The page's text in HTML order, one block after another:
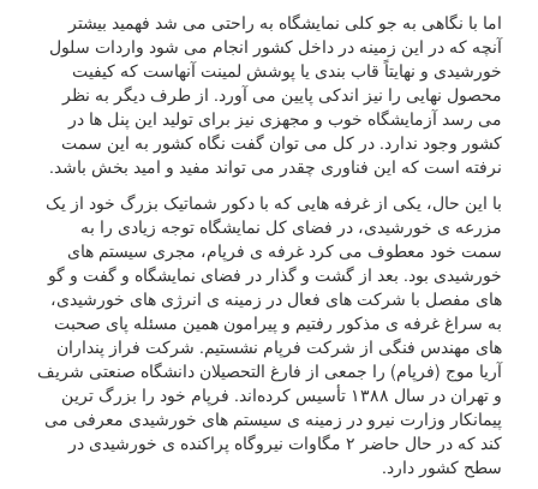
اما با نگاهی به جو کلی نمایشگاه به راحتی می شد فهمید بیشتر
آنچه که در این زمینه در داخل کشور انجام می شود واردات سلول
خورشیدی و نهایتاً قاب بندی یا پوشش لمینت آنهاست که کیفیت
محصول نهایی را نیز اندکی پایین می آورد. از طرف دیگر به نظر
می رسد آزمایشگاه خوب و مجهزی نیز برای تولید این پنل ها در
کشور وجود ندارد. در کل می توان گفت نگاه کشور به این سمت
نرفته است که این فناوری چقدر می تواند مفید و امید بخش باشد.
با این حال، یکی از غرفه هایی که با دکور شماتیک بزرگ خود از یک
مزرعه ی خورشیدی، در فضای کل نمایشگاه توجه زیادی را به
سمت خود معطوف می کرد غرفه ی فرپام، مجری سیستم های
خورشیدی بود. بعد از گشت و گذار در فضای نمایشگاه و گفت و گو
های مفصل با شرکت های فعال در زمینه ی انرژی های خورشیدی،
به سراغ غرفه ی مذکور رفتیم و پیرامون همین مسئله پای صحبت
های مهندس فنگی از شرکت فرپام نشستیم. شرکت فراز پنداران
آریا موج (فرپام) را جمعی از فارغ‌ التحصیلان دانشگاه صنعتی شریف
و تهران در سال ۱۳۸۸ تأسیس کرده‌اند. فرپام خود را بزرگ ترین
پیمانکار وزارت نیرو در زمینه ی سیستم های خورشیدی معرفی می
کند که در حال حاضر ۲ مگاوات نیروگاه پراکنده ی خورشیدی در
سطح کشور دارد.